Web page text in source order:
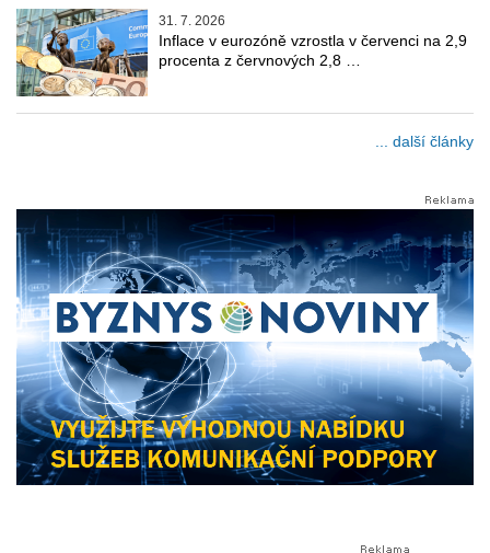
31. 7. 2026
Inflace v eurozóně vzrostla v červenci na 2,9
procenta z červnových 2,8 …
... další články